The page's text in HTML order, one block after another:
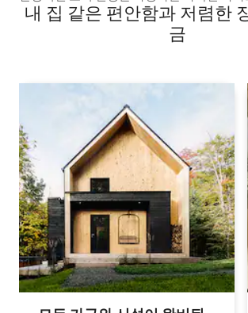
에서 가까운 거리에 있습니다.
내 집 같은 편안함과 저렴한
금